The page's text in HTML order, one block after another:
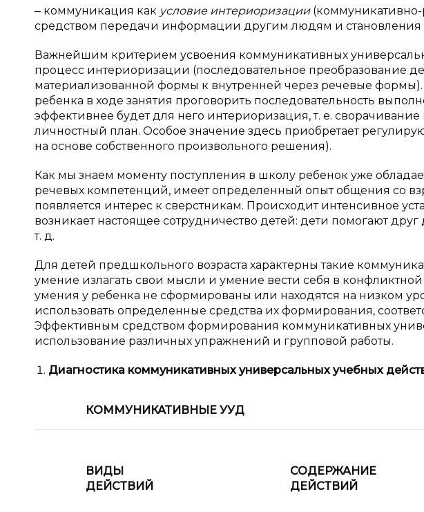
‒ коммуникация как условие интериоризации
средством передачи информации другим людям и становления
Важнейшим критерием усвоения коммуникативных
процесс интериоризации (последовательное преобразование
материализованной формы к внутренней через речевые
ребенка в ходе занятия проговорить последовательность
эффективнее будет для него интериоризация, т. е.
личностный план. Особое значение здесь приобретает
на основе собственного произвольного решения).
Как мы знаем моменту поступления в школу ребенок уже
речевых компетенций, имеет определенный опыт общения со
появляется интерес к сверстникам. Происходит интенсивное
возникает настоящее сотрудничество детей: дети помогают
т. д.
Для детей предшкольного возраста характерны такие
умение излагать свои мысли и умение вести себя в
умения у ребенка не сформированы или находятся на низком
использовать определенные средства их формирования,
Эффективным средством формирования коммуникативных
использование различных упражнений и групповой работы.
Диагностика коммуникативных универсальных учебных
КОММУНИКАТИВНЫЕ УУД
ВИДЫ
ДЕЙСТВИЙ
СОДЕРЖАНИЕ
ДЕЙСТВИЙ